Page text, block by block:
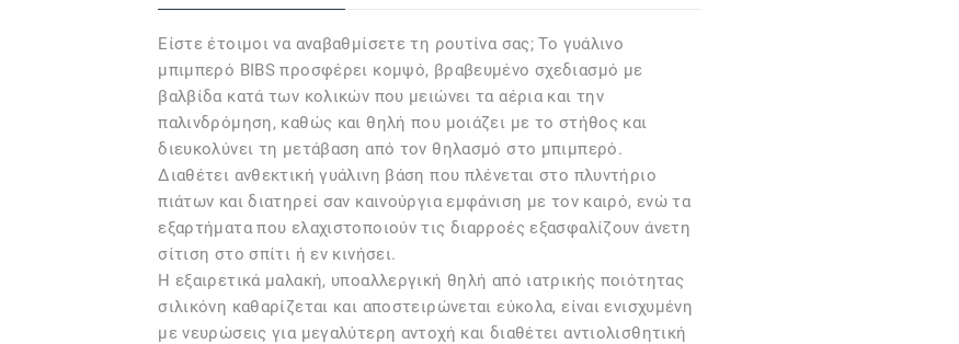
Είστε έτοιμοι να αναβαθμίσετε τη ρουτίνα σας; Το γυάλινο
μπιμπερό BIBS προσφέρει κομψό, βραβευμένο σχεδιασμό με
βαλβίδα κατά των κολικών που μειώνει τα αέρια και την
παλινδρόμηση, καθώς και θηλή που μοιάζει με το στήθος και
διευκολύνει τη μετάβαση από τον θηλασμό στο μπιμπερό.
Διαθέτει ανθεκτική γυάλινη βάση που πλένεται στο πλυντήριο
πιάτων και διατηρεί σαν καινούργια εμφάνιση με τον καιρό, ενώ τα
εξαρτήματα που ελαχιστοποιούν τις διαρροές εξασφαλίζουν άνετη
σίτιση στο σπίτι ή εν κινήσει.
Η εξαιρετικά μαλακή, υποαλλεργική θηλή από ιατρικής ποιότητας
σιλικόνη καθαρίζεται και αποστειρώνεται εύκολα, είναι ενισχυμένη
με νευρώσεις για μεγαλύτερη αντοχή και διαθέτει αντιολισθητική